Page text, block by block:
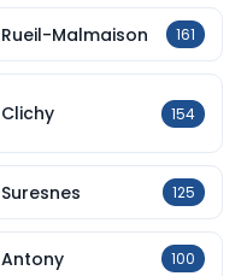
Rueil-Malmaison 161
Clichy 154
Suresnes 125
Antony 100